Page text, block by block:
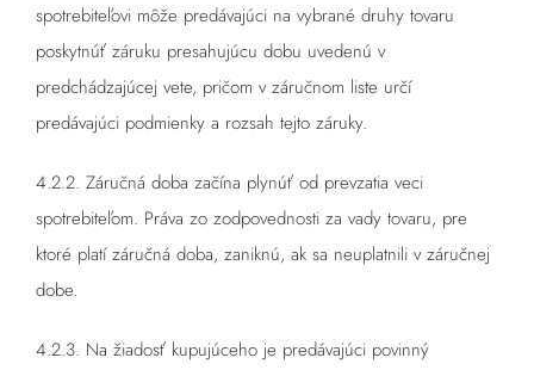
spotrebiteľovi môže predávajúci na vybrané druhy tovaru
poskytnúť záruku presahujúcu dobu uvedenú v
predchádzajúcej vete, pričom v záručnom liste určí
predávajúci podmienky a rozsah tejto záruky.
4.2.2. Záručná doba začína plynúť od prevzatia veci
spotrebiteľom. Práva zo zodpovednosti za vady tovaru, pre
ktoré platí záručná doba, zaniknú, ak sa neuplatnili v záručnej
dobe.
4.2.3. Na žiadosť kupujúceho je predávajúci povinný